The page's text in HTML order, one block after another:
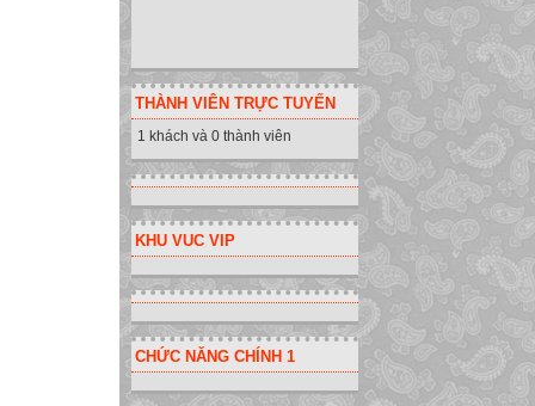
THÀNH VIÊN TRỰC TUYẾN
1 khách và 0 thành viên
KHU VUC VIP
CHỨC NĂNG CHÍNH 1
Di chuyển lên
Di chuyển
THOÁT KHỎI
* Nhấn tổ hợp
Click chọn
* Nhấn tổ hợp
EXERCISE 2
Soạn thảo, lưu,
Khởi động
Gõ các dòng
Lưu chương
Dịch chương
Chạy chương